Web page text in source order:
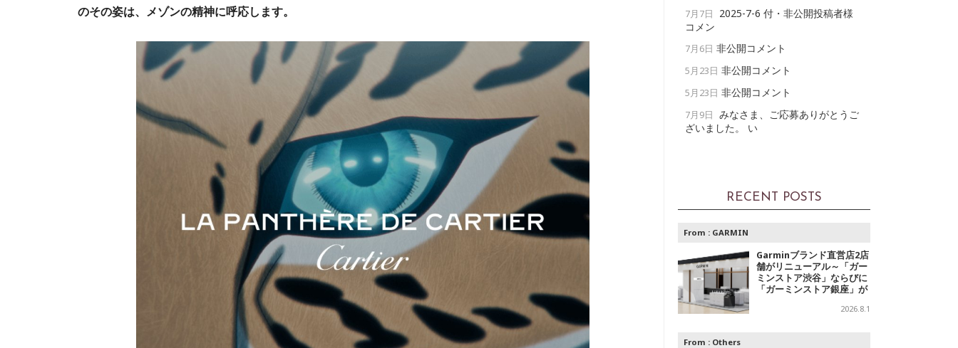
のその姿は、メゾンの精神に呼応します。
7月7日
2025-7-6 付・非公開投稿者様
コメン
7月6日 非公開コメント
5月23日 非公開コメント
5月23日 非公開コメント
7月9日 みなさま、ご応募ありがとうご
ざいました。 い
RECENT POSTS
From : GARMIN
Garminブランド直営店2店
舗がリニューアル～「ガー
ミンストア渋谷」ならびに
「ガーミンストア銀座」が
2026.8.1
From : Others